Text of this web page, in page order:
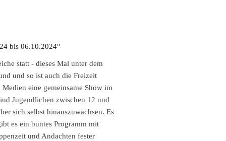
statt - dieses Mal unter dem
und so ist auch die Freizeit
eine gemeinsame Show im
Jugendlichen zwischen 12 und
sich selbst hinauszuwachsen. Es
es ein buntes Programm mit
und Andachten fester